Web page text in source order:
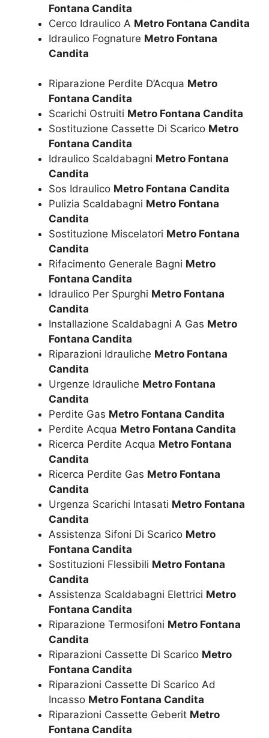
Fontana Candita
Cerco Idraulico A Metro Fontana Candita
Idraulico Fognature Metro Fontana
Candita
Riparazione Perdite D’Acqua Metro
Fontana Candita
Scarichi Ostruiti Metro Fontana Candita
Sostituzione Cassette Di Scarico Metro
Fontana Candita
Idraulico Scaldabagni Metro Fontana
Candita
Sos Idraulico Metro Fontana Candita
Pulizia Scaldabagni Metro Fontana
Candita
Sostituzione Miscelatori Metro Fontana
Candita
Rifacimento Generale Bagni Metro
Fontana Candita
Idraulico Per Spurghi Metro Fontana
Candita
Installazione Scaldabagni A Gas Metro
Fontana Candita
Riparazioni Idrauliche Metro Fontana
Candita
Urgenze Idrauliche Metro Fontana
Candita
Perdite Gas Metro Fontana Candita
Perdite Acqua Metro Fontana Candita
Ricerca Perdite Acqua Metro Fontana
Candita
Ricerca Perdite Gas Metro Fontana
Candita
Urgenza Scarichi Intasati Metro Fontana
Candita
Assistenza Sifoni Di Scarico Metro
Fontana Candita
Sostituzioni Flessibili Metro Fontana
Candita
Assistenza Scaldabagni Elettrici Metro
Fontana Candita
Riparazione Termosifoni Metro Fontana
Candita
Riparazioni Cassette Di Scarico Metro
Fontana Candita
Riparazioni Cassette Di Scarico Ad
Incasso Metro Fontana Candita
Riparazioni Cassette Geberit Metro
Fontana Candita